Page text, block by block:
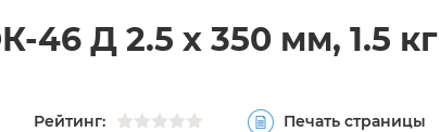
46 Д 2.5 х 350 мм, 1.5 кг
Рейтинг: Печать страницы